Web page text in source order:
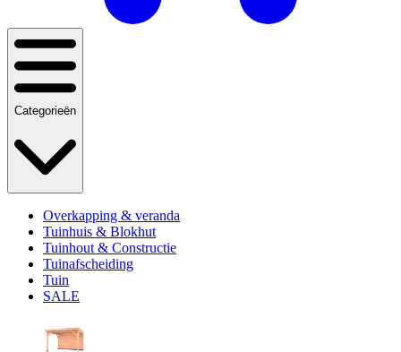
Categorieën
Overkapping & veranda
Tuinhuis & Blokhut
Tuinhout & Constructie
Tuinafscheiding
Tuin
SALE